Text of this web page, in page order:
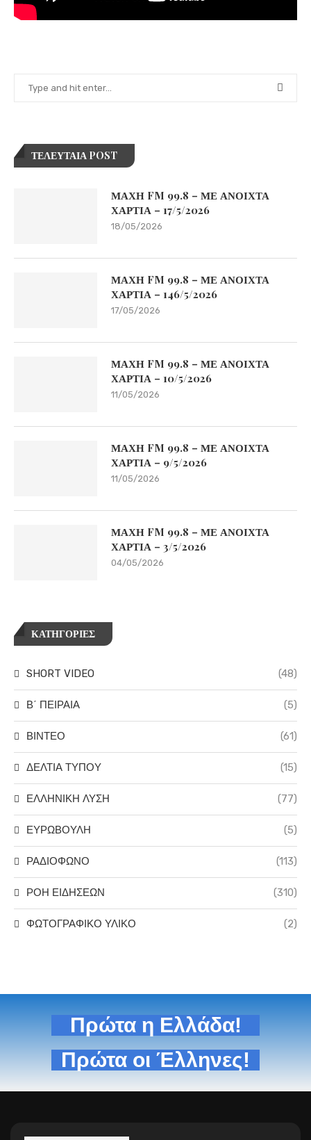
ΤΕΛΕΥΤΑΙΑ POST
ΜΑΧΗ FM 99.8 – ΜΕ ΑΝΟΙΧΤΑ
ΧΑΡΤΙΑ – 17/5/2026
18/05/2026
ΜΑΧΗ FM 99.8 – ΜΕ ΑΝΟΙΧΤΑ
ΧΑΡΤΙΑ – 146/5/2026
17/05/2026
ΜΑΧΗ FM 99.8 – ΜΕ ΑΝΟΙΧΤΑ
ΧΑΡΤΙΑ – 10/5/2026
11/05/2026
ΜΑΧΗ FM 99.8 – ΜΕ ΑΝΟΙΧΤΑ
ΧΑΡΤΙΑ – 9/5/2026
11/05/2026
ΜΑΧΗ FM 99.8 – ΜΕ ΑΝΟΙΧΤΑ
ΧΑΡΤΙΑ – 3/5/2026
04/05/2026
ΚΑΤΗΓΟΡΙΕΣ
SHORT VIDEO (48)
Β΄ ΠΕΙΡΑΙΑ (5)
ΒΙΝΤΕΟ (61)
ΔΕΛΤΙΑ ΤΥΠΟΥ (15)
ΕΛΛΗΝΙΚΗ ΛΥΣΗ (77)
ΕΥΡΩΒΟΥΛΗ (5)
ΡΑΔΙΟΦΩΝΟ (113)
ΡΟΗ ΕΙΔΗΣΕΩΝ (310)
ΦΩΤΟΓΡΑΦΙΚΟ ΥΛΙΚΟ (2)
Πρώτα η Ελλάδα!
Πρώτα οι Έλληνες!